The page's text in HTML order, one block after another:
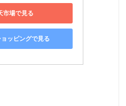
市場で見る
ッピングで見る